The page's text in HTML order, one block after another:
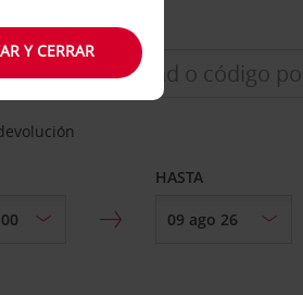
HASTA
Y CERRAR